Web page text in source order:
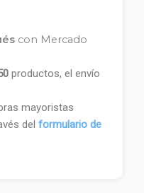
con Mercado
productos, el envío
mayoristas
del formulario de